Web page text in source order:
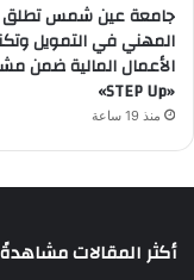
جامعة عين شمس تطلق
المهني في التمويل
الأعمال المالية ضمن
«STEP Up»
منذ 19 ساعة
أكثر المقالات مشاهدةً